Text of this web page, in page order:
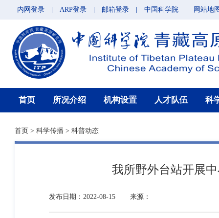
内网登录 ARP登录 邮箱登录 中国科学院 网站地
首页 所况介绍 机构设置 人才队伍 科
首页 > 科学传播 > 科普动态
我所野外台站开展
发布日期：2022-08-15 来源：